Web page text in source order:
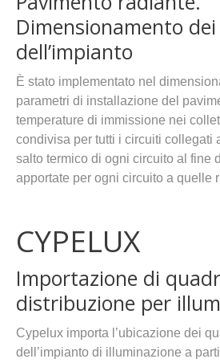
Dimensionamento
dell’impianto
È stato implementato nel
parametri di installazione del
temperature di immissione nei
condivisa per tutti i circuiti collegati
salto termico di ogni circuito al fine
apportate per ogni circuito a quelle
CYPELUX
Importazione di
distribuzione per
Cypelux importa l’ubicazione dei
dell’impianto di illuminazione a